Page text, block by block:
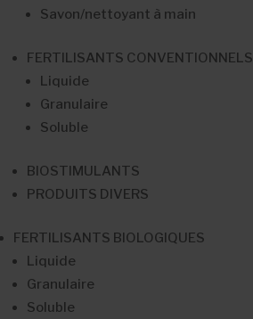
Savon/nettoyant à main
FERTILISANTS CONVENTIONNELS
Liquide
Granulaire
Soluble
BIOSTIMULANTS
PRODUITS DIVERS
FERTILISANTS BIOLOGIQUES
Liquide
Granulaire
Soluble